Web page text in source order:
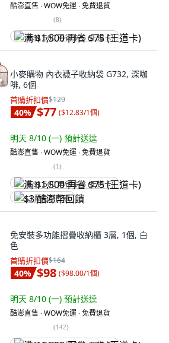
酷澎直售 ∙ WOW免運 ∙ 免費退貨
(8)
满 $1,500 再省 $75 (王道卡)
小麥購物 內衣襪子收納袋 G732, 深咖
啡, 6個
首購折扣價$129
40% $77 ($12.83/1個)
明天 8/10 (一) 預計送達
酷澎直售 ∙ WOW免運 ∙ 免費退貨
(1)
满 $1,500 再省 $75 (王道卡)
$3 酷澎幣回饋
免安裝多功能摺疊收納櫃 3層, 1個, 白
色
首購折扣價$164
40% $98 ($98.00/1個)
明天 8/10 (一) 預計送達
酷澎直售 ∙ WOW免運 ∙ 免費退貨
(142)